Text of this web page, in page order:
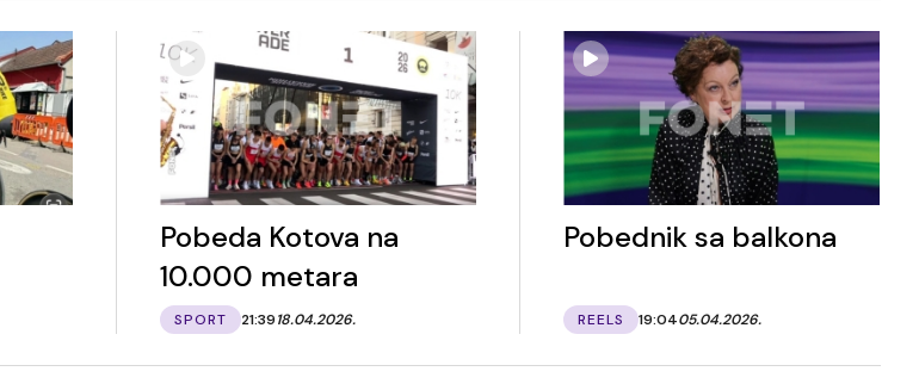
Pobeda Kotova na
10.000 metara
SPORT 21:3918.04.2026.
Pobednik sa balkona
REELS 19:0405.04.2026.